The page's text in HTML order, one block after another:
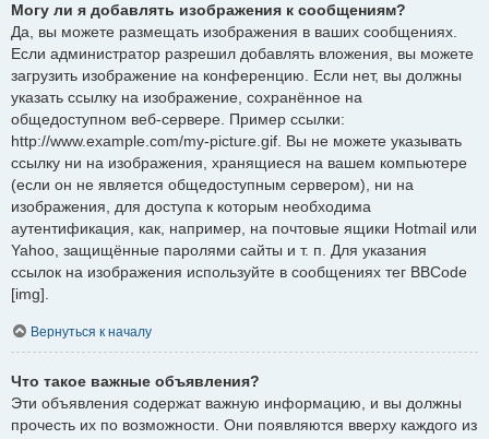
Могу ли я добавлять изображения к сообщениям?
Да, вы можете размещать изображения в ваших сообщениях.
Если администратор разрешил добавлять вложения, вы можете
загрузить изображение на конференцию. Если нет, вы должны
указать ссылку на изображение, сохранённое на
общедоступном веб-сервере. Пример ссылки:
http://www.example.com/my-picture.gif. Вы не можете указывать
ссылку ни на изображения, хранящиеся на вашем компьютере
(если он не является общедоступным сервером), ни на
изображения, для доступа к которым необходима
аутентификация, как, например, на почтовые ящики Hotmail или
Yahoo, защищённые паролями сайты и т. п. Для указания
ссылок на изображения используйте в сообщениях тег BBCode
[img].
Вернуться к началу
Что такое важные объявления?
Эти объявления содержат важную информацию, и вы должны
прочесть их по возможности. Они появляются вверху каждого из